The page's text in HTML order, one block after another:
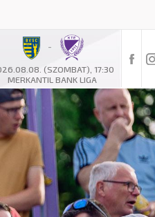
-
(SZOMBAT), 17:30
MERKANTIL BANK LIGA